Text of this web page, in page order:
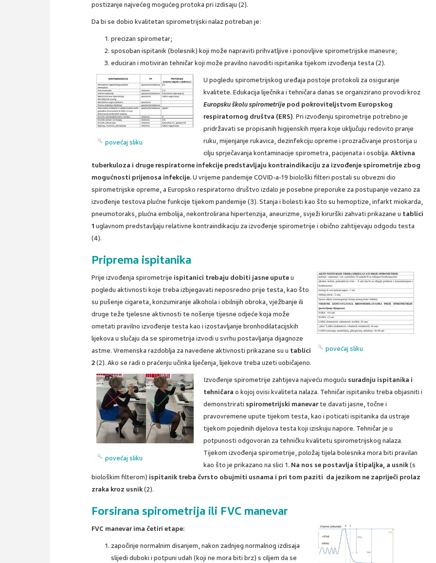
postizanje najvećeg mogućeg protoka pri izdisaju (2).
Da bi se dobio kvalitetan spirometrijski nalaz potreban je:
precizan spirometar;
sposoban ispitanik (bolesnik) koji može napraviti prihvatljive i ponovljive spirometrijske manevre;
educiran i motiviran tehničar koji može pravilno navoditi ispitanika tijekom izvođenja testa (2).
povećaj sliku
U pogledu spirometrijskog uređaja postoje protokoli za osiguranje
kvalitete. Edukacija liječnika i tehničara danas se organizirano provodi kroz
Europsku školu spirometrije pod pokroviteljstvom Europskog
respiratornog društva (ERS). Pri izvođenju spirometrije potrebno je
pridržavati se propisanih higijenskih mjera koje uključuju redovito pranje
ruku, mijenjanje rukavica, dezinfekciju opreme i prozračivanje prostorija u
cilju sprječavanja kontaminacije spirometra, pacijenata i osoblja. Aktivna
tuberkuloza i druge respiratorne infekcije predstavljaju kontraindikaciju za izvođenje spirometrije zbog
mogućnosti prijenosa infekcije.U vrijeme pandemije COVID-a-19 biološki filteri postali su obvezni dio
spirometrijske opreme, a Europsko respiratorno društvo izdalo je posebne preporuke za postupanje vezano za
izvođenje testova plućne funkcije tijekom pandemije (3). Stanja i bolesti kao što su hemoptize, infarkt miokarda,
pneumotoraks, plućna embolija, nekontrolirana hipertenzija, aneurizme, svježi kirurški zahvati prikazane u tablici
1 uglavnom predstavljaju relativne kontraindikaciju za izvođenje spirometrije i obično zahtijevaju odgodu testa
(4).
Priprema ispitanika
povećaj sliku
Prije izvođenja spirometrije ispitanici trebaju dobiti jasne uputeu
pogledu aktivnosti koje treba izbjegavati neposredno prije testa, kao što
su pušenje cigareta, konzumiranje alkohola i obilnijih obroka, vježbanje ili
druge teže tjelesne aktivnosti te nošenje tijesne odjeće koja može
ometati pravilno izvođenje testa kao i izostavljanje bronhodilatacijskih
lijekova u slučaju da se spirometrija izvodi u svrhu postavljanja dijagnoze
astme. Vremenska razdoblja za navedene aktivnosti prikazane su u tablici
2(2). Ako se radi o praćenju učinka liječenja, lijekove treba uzeti uobičajeno.
povećaj sliku
Izvođenje spirometrije zahtijeva najveću moguću suradnju ispitanika i
tehničara o kojoj ovisi kvaliteta nalaza. Tehničar ispitaniku treba objasniti i
demonstrirati spirometrijski manevarte davati jasne, točne i
pravovremene upute tijekom testa, kao i poticati ispitanika da ustraje
tijekom pojedinih dijelova testa koji iziskuju napore. Tehničar je u
potpunosti odgovoran za tehničku kvalitetu spirometrijskog nalaza.
Tijekom izvođenja spirometrije, položaj tijela bolesnika mora biti pravilan
kao što je prikazano na slici 1. Na nos se postavlja štipaljka, a usnik(s
biološkim filterom) ispitanik treba čvrsto obujmiti usnama i pri tom paziti da jezikom ne zapriječi prolaz
zraka kroz usnik(2).
Forsirana spirometrija ili FVC manevar
FVC manevar ima četiri etape:
započinje normalnim disanjem, nakon zadnjeg normalnog izdisaja
slijedi duboki i potpuni udah (koji ne mora biti brz) s ciljem da se